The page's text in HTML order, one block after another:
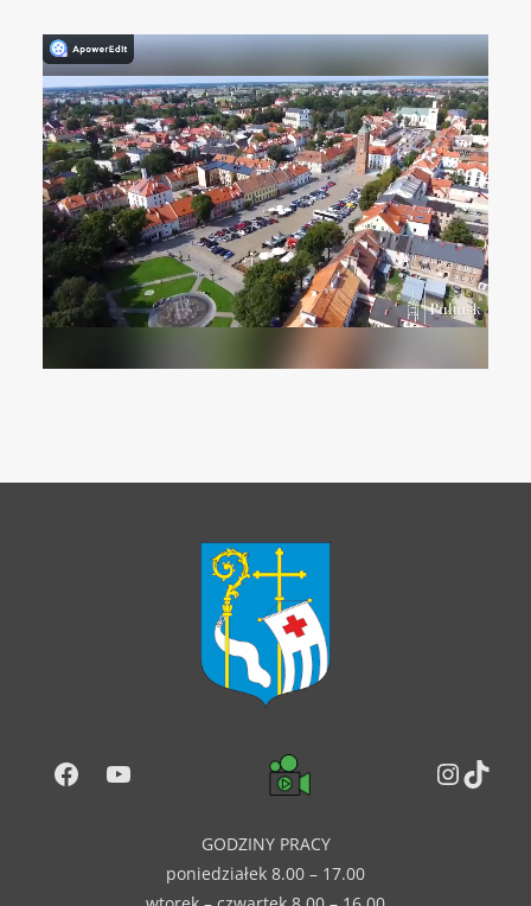
Facebook
YouTube
GODZINY PRACY
poniedziałek 8.00 – 17.00